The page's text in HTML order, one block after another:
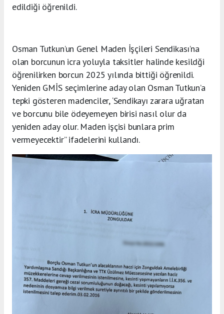
edildiği öğrenildi.
Osman Tutkun’un Genel Maden İşçileri Sendikası’na
olan borcunun icra yoluyla taksitler halinde kesildği
öğrenilirken borcun 2025 yılında bittiği öğrenildi.
Yeniden GMİS seçimlerine aday olan Osman Tutkun’a
tepki gösteren madenciler, ‘Sendikayı zarara uğratan
ve borcunu bile ödeyemeyen birisi nasıl olur da
yeniden aday olur. Maden işçisi bunlara prim
vermeyecektir” ifadelerini kullandı.